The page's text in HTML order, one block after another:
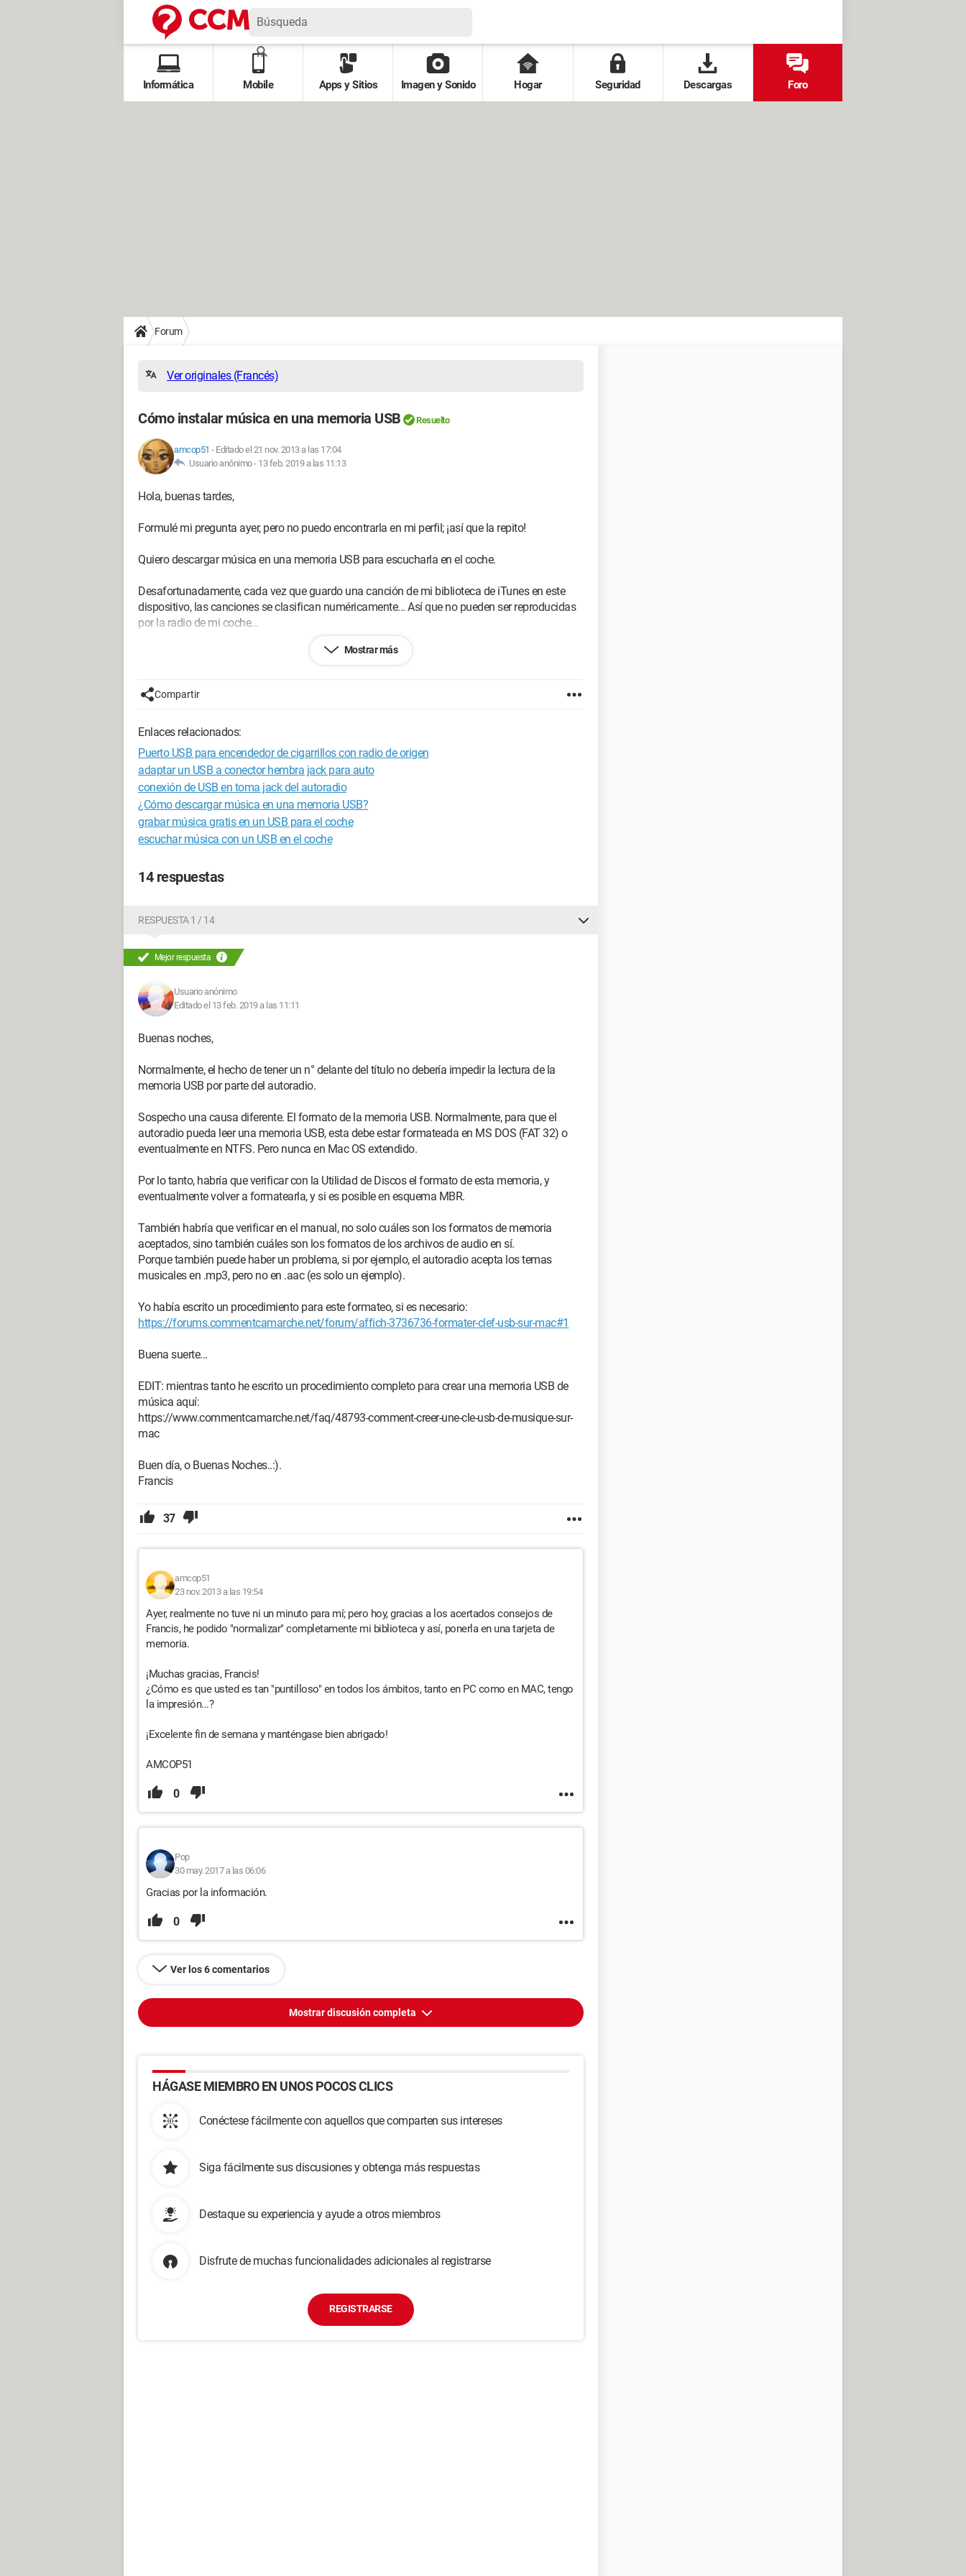
Informática Mobile Apps y Sitios Imagen y Sonido Hogar Seguridad Descargas Foro
Forum
Ver originales (Francés)
Cómo instalar música en una memoria USB Resuelto
amcop51 - Editado el 21 nov. 2013 a las 17:04
Usuario anónimo - 13 feb. 2019 a las 11:13
Hola, buenas tardes,
Formulé mi pregunta ayer, pero no puedo encontrarla en mi perfil; ¡así que la repito!
Quiero descargar música en una memoria USB para escucharla en el coche.
Desafortunadamente, cada vez que guardo una canción de mi biblioteca de iTunes en este
dispositivo, las canciones se clasifican numéricamente... Así que no pueden ser reproducidas
por la radio de mi coche...
¿Alguien podría decirme cómo eliminar esta numeración?
¡Gracias de antemano!
amcop51
Mostrar más
Compartir
Enlaces relacionados:
Puerto USB para encendedor de cigarrillos con radio de origen
adaptar un USB a conector hembra jack para auto
conexión de USB en toma jack del autoradio
¿Cómo descargar música en una memoria USB?
grabar música gratis en un USB para el coche
escuchar música con un USB en el coche
14 respuestas
RESPUESTA 1 / 14
Mejor respuesta
Usuario anónimo
Editado el 13 feb. 2019 a las 11:11
Buenas noches,
Normalmente, el hecho de tener un n° delante del título no debería impedir la lectura de la
memoria USB por parte del autoradio.
Sospecho una causa diferente. El formato de la memoria USB. Normalmente, para que el
autoradio pueda leer una memoria USB, esta debe estar formateada en MS DOS (FAT 32) o
eventualmente en NTFS. Pero nunca en Mac OS extendido.
Por lo tanto, habría que verificar con la Utilidad de Discos el formato de esta memoria, y
eventualmente volver a formatearla, y si es posible en esquema MBR.
También habría que verificar en el manual, no solo cuáles son los formatos de memoria
aceptados, sino también cuáles son los formatos de los archivos de audio en sí.
Porque también puede haber un problema, si por ejemplo, el autoradio acepta los temas
musicales en .mp3, pero no en .aac (es solo un ejemplo).
Yo había escrito un procedimiento para este formateo, si es necesario:
https://forums.commentcamarche.net/forum/affich-3736736-formater-clef-usb-sur-mac#1
Buena suerte...
EDIT: mientras tanto he escrito un procedimiento completo para crear una memoria USB de
música aquí:
https://www.commentcamarche.net/faq/48793-comment-creer-une-cle-usb-de-musique-sur-
mac
Buen día, o Buenas Noches..:).
Francis
37
amcop51
23 nov. 2013 a las 19:54
Ayer, realmente no tuve ni un minuto para mí; pero hoy, gracias a los acertados consejos de
Francis, he podido "normalizar" completamente mi biblioteca y así, ponerla en una tarjeta de
memoria.
¡Muchas gracias, Francis!
¿Cómo es que usted es tan "puntilloso" en todos los ámbitos, tanto en PC como en MAC, tengo
la impresión...?
¡Excelente fin de semana y manténgase bien abrigado!
AMCOP51
0
Pop
30 may. 2017 a las 06:06
Gracias por la información.
0
Ver los 6 comentarios
Mostrar discusión completa
HÁGASE MIEMBRO EN UNOS POCOS CLICS
Conéctese fácilmente con aquellos que comparten sus intereses
Siga fácilmente sus discusiones y obtenga más respuestas
Destaque su experiencia y ayude a otros miembros
Disfrute de muchas funcionalidades adicionales al registrarse
REGISTRARSE